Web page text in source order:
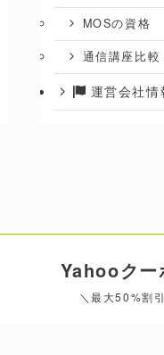
MOSの資格
通信講座比較
運営会社情
Yahooクー
＼最大50%割